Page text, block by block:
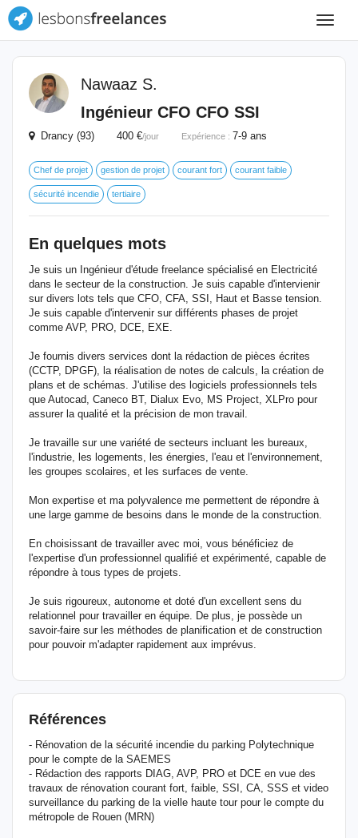
Toggle
Nawaaz S.
Ingénieur CFO CFO SSI
Drancy (93) 400 €/jour Expérience : 7-9 ans
Chef de projet gestion de projet courant fort courant faible
sécurité incendie tertiaire
En quelques mots
Je suis un Ingénieur d'étude freelance spécialisé en Electricité
dans le secteur de la construction. Je suis capable d'intervienir
sur divers lots tels que CFO, CFA, SSI, Haut et Basse tension.
Je suis capable d'intervenir sur différents phases de projet
comme AVP, PRO, DCE, EXE.
Je fournis divers services dont la rédaction de pièces écrites
(CCTP, DPGF), la réalisation de notes de calculs, la création de
plans et de schémas. J'utilise des logiciels professionnels tels
que Autocad, Caneco BT, Dialux Evo, MS Project, XLPro pour
assurer la qualité et la précision de mon travail.
Je travaille sur une variété de secteurs incluant les bureaux,
l'industrie, les logements, les énergies, l'eau et l'environnement,
les groupes scolaires, et les surfaces de vente.
Mon expertise et ma polyvalence me permettent de répondre à
une large gamme de besoins dans le monde de la construction.
En choisissant de travailler avec moi, vous bénéficiez de
l'expertise d'un professionnel qualifié et expérimenté, capable de
répondre à tous types de projets.
Je suis rigoureux, autonome et doté d'un excellent sens du
relationnel pour travailler en équipe. De plus, je possède un
savoir-faire sur les méthodes de planification et de construction
pour pouvoir m'adapter rapidement aux imprévus.
Références
- Rénovation de la sécurité incendie du parking Polytechnique
pour le compte de la SAEMES
- Rédaction des rapports DIAG, AVP, PRO et DCE en vue des
travaux de rénovation courant fort, faible, SSI, CA, SSS et video
surveillance du parking de la vielle haute tour pour le compte du
métropole de Rouen (MRN)